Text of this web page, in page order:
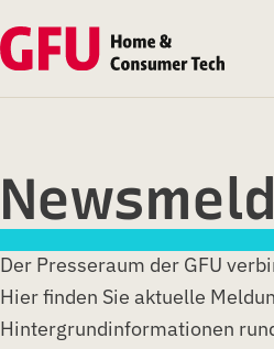
Der Presseraum der GFU
Hier finden Sie aktuelle
Hintergrundinformationen